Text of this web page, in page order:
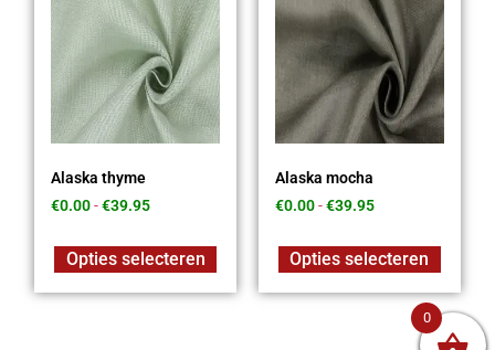
Alaska thyme
€0.00 - €39.95
Opties selecteren
Alaska mocha
€0.00-€39.95
Opties selecteren
0